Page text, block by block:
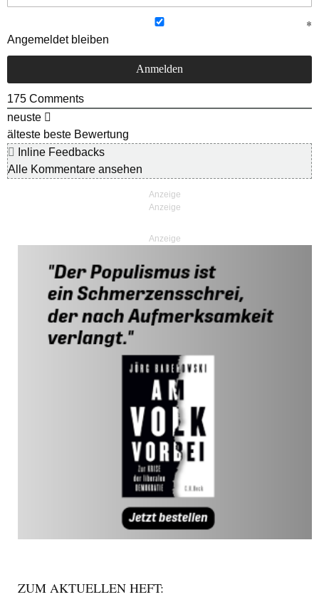
Angemeldet bleiben
175 Comments
neuste
älteste beste Bewertung
Inline Feedbacks
Alle Kommentare ansehen
Anzeige
ZUM AKTUELLEN HEFT: